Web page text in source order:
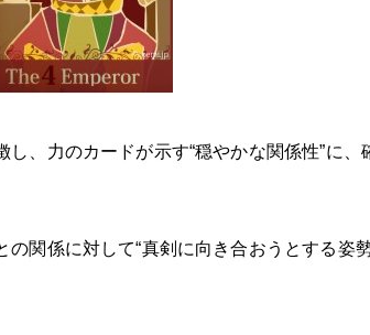
、力のカードが示す“穏やかな関係性”に、
関係に対して“真剣に向き合おうとする姿